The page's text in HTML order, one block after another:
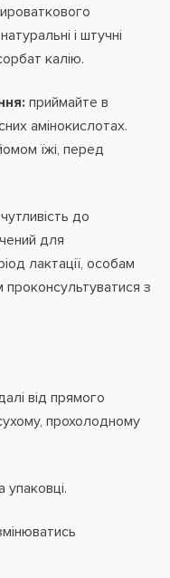
і штучні
калію.
приймайте в
амінокислотах.
їжі, перед
чутливість до
для
лактації, особам
з
від прямого
прохолодному
упаковці.